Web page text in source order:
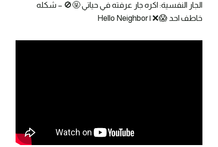
الجار النفسية: اكره جار عرفته في حياتي 🤬🚫 – شكله
خاطف احد 😱❌ | Hello Neighbor